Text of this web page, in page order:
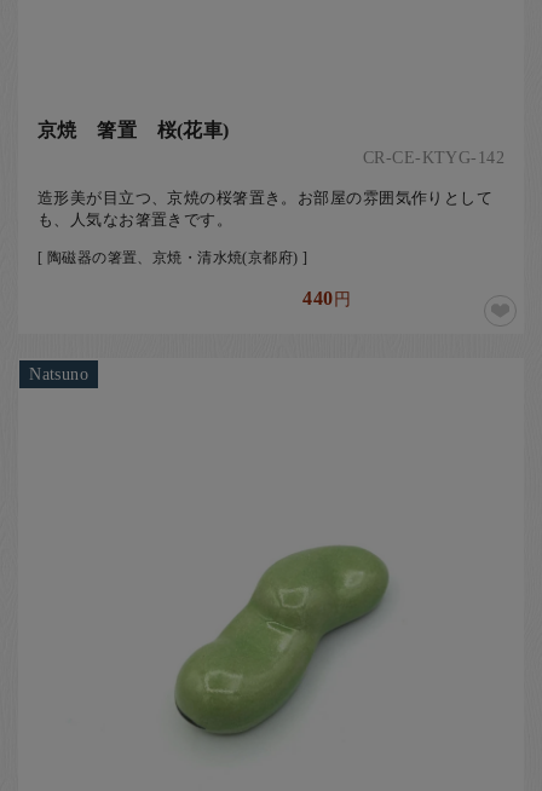
京焼 箸置 桜(花車)
CR-CE-KTYG-142
造形美が目立つ、京焼の桜箸置き。お部屋の雰囲気作りとして
も、人気なお箸置きです。
[ 陶磁器の箸置、京焼・清水焼(京都府) ]
440円
Natsuno